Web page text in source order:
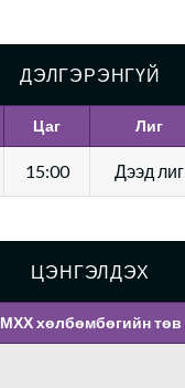
ДЭЛГЭРЭНГҮЙ
Цаг Лиг
15:00 Дээд лиг
ЦЭНГЭЛДЭХ
МХХ хөлбөмбөгийн төв